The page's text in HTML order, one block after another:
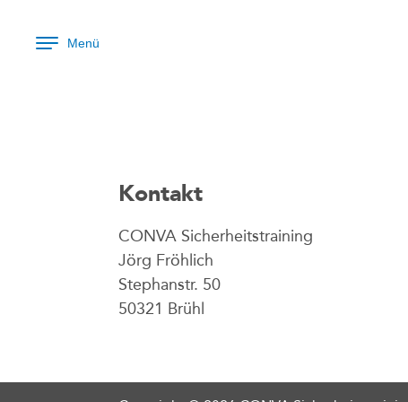
Menü
Kontakt
CONVA Sicherheitstraining
Jörg Fröhlich
Stephanstr. 50
50321 Brühl